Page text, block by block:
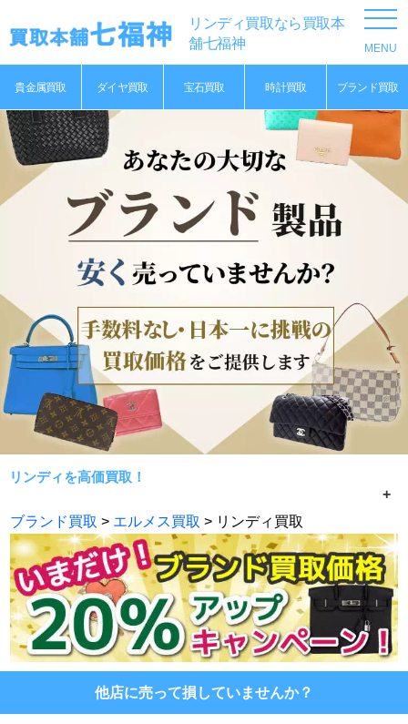
リンディ買取なら買取本
舗七福神
貴金属買取 ダイヤ買取 宝石買取 時計買取 ブランド買取
リンディを高価買取！
リンディのバッグを常に相場限界で手数料無料買取！七福
神がエルメス製品であれば何でもお買取致します。どのよ
うなバッグでも最大限の査定額をご提示致します。状態が
良くない、保存袋なし箱なしのリンディでも最大限の価格
提示を致します。
宅配でのお買取は無料キットで全国どこからでもご利用頂
けます。
ブランド買取 > エルメス買取 > リンディ買取
他店に売って損していませんか？